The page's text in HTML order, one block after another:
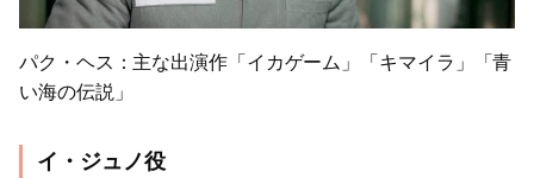
パク・ヘス：主な出演作「イカゲーム」「キマイラ」「青
い海の伝説」
イ・ジュノ役